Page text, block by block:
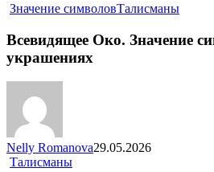
Значение символовТалисманы
Всевидящее Око. Значение
украшениях
Nelly Romanova29.05.2026
Талисманы